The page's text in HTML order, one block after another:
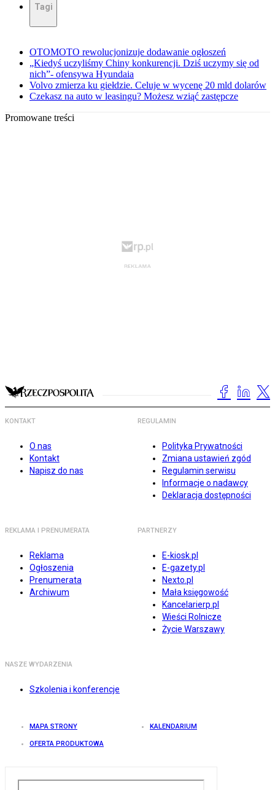
Tagi
OTOMOTO rewolucjonizuje dodawanie ogłoszeń
„Kiedyś uczyliśmy Chiny konkurencji. Dziś uczymy się od
nich”- ofensywa Hyundaia
Volvo zmierza ku giełdzie. Celuje w wycenę 20 mld dolarów
Czekasz na auto w leasingu? Możesz wziąć zastępcze
Promowane treści
KONTAKT
O nas
Kontakt
Napisz do nas
REGULAMIN
Polityka Prywatności
Zmiana ustawień zgód
Regulamin serwisu
Informacje o nadawcy
Deklaracja dostępności
REKLAMA I PRENUMERATA
Reklama
Ogłoszenia
Prenumerata
Archiwum
PARTNERZY
E-kiosk.pl
E-gazety.pl
Nexto.pl
Mała księgowość
Kancelarierp.pl
Wieści Rolnicze
Życie Warszawy
NASZE WYDARZENIA
Szkolenia i konferencje
MAPA STRONY KALENDARIUM
OFERTA PRODUKTOWA